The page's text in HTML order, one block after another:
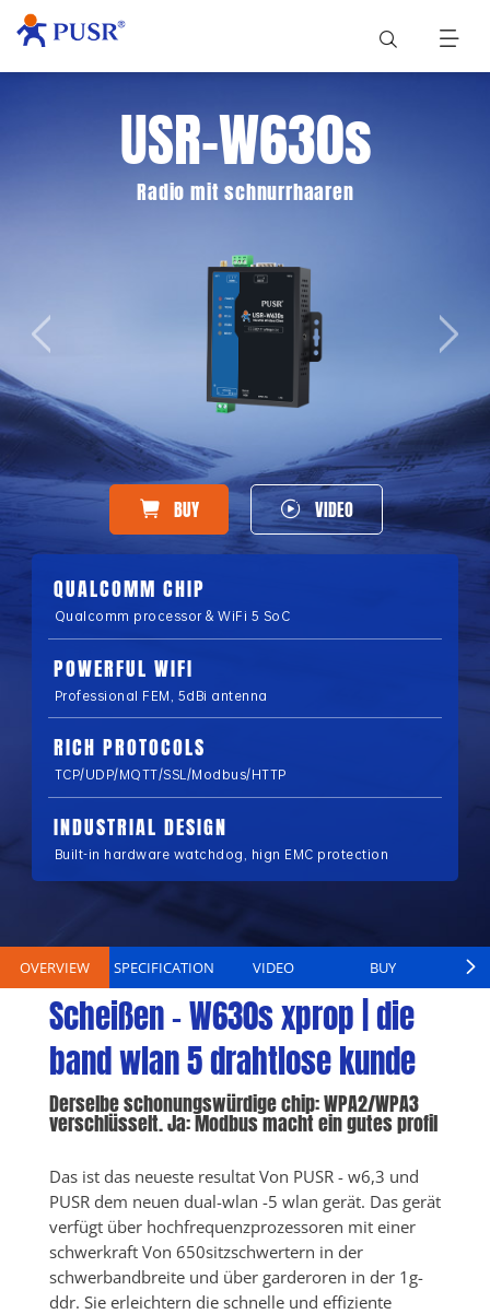
USR-W630s
Radio mit schnurrhaaren
BUY VIDEO
QUALCOMM CHIP
Qualcomm processor & WiFi 5 SoC
POWERFUL WIFI
Professional FEM, 5dBi antenna
RICH PROTOCOLS
TCP/UDP/MQTT/SSL/Modbus/HTTP
INDUSTRIAL DESIGN
Built-in hardware watchdog, hign EMC protection
OVERVIEW SPECIFICATION VIDEO BUY
Scheißen - W630s xprop | die
band wlan 5 drahtlose kunde
Derselbe schonungswürdige chip: WPA2/WPA3
verschlüsselt. Ja: Modbus macht ein gutes profil
Das ist das neueste resultat Von PUSR - w6,3 und
PUSR dem neuen dual-wlan -5 wlan gerät. Das gerät
verfügt über hochfrequenzprozessoren mit einer
schwerkraft Von 650sitzschwertern in der
schwerbandbreite und über garderoren in der 1g-
ddr. Sie erleichtern die schnelle und effiziente